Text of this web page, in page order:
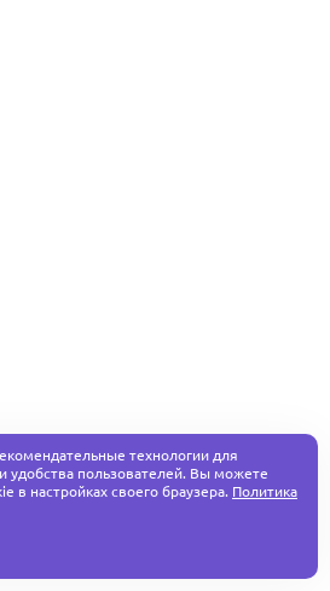
технологии для
удобства пользователей. Вы можете
в настройках своего браузера. Политика